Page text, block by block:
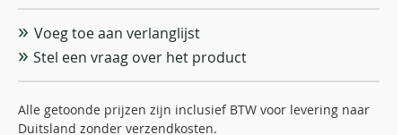
Voeg toe aan verlanglijst
Stel een vraag over het product
Alle getoonde prijzen zijn inclusief BTW voor levering naar
Duitsland zonder verzendkosten.